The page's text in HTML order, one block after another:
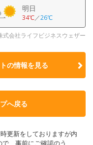
明日
34℃／26℃
式会社ライフビジネスウェザー
の情報を見る
へ戻る
更新をしておりますが内
、事前にご確認のう